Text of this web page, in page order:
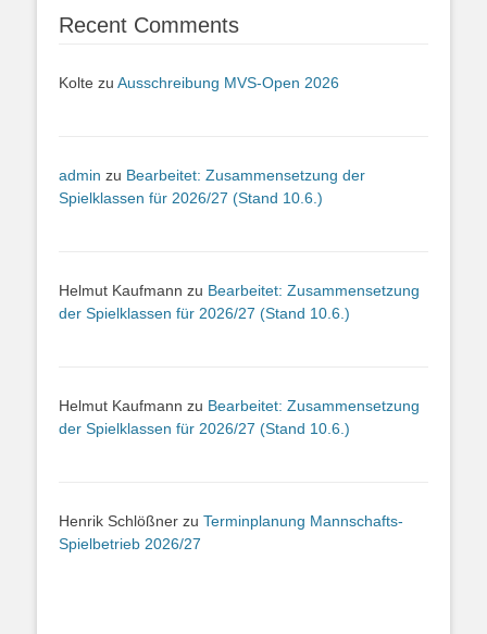
Recent Comments
Kolte zu Ausschreibung MVS-Open 2026
admin zu Bearbeitet: Zusammensetzung der
Spielklassen für 2026/27 (Stand 10.6.)
Helmut Kaufmann zu Bearbeitet: Zusammensetzung
der Spielklassen für 2026/27 (Stand 10.6.)
Helmut Kaufmann zu Bearbeitet: Zusammensetzung
der Spielklassen für 2026/27 (Stand 10.6.)
Henrik Schlößner zu Terminplanung Mannschafts-
Spielbetrieb 2026/27